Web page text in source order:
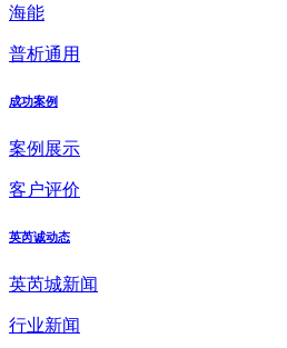
海能
普析通用
成功案例
案例展示
客户评价
英芮诚动态
英芮城新闻
行业新闻